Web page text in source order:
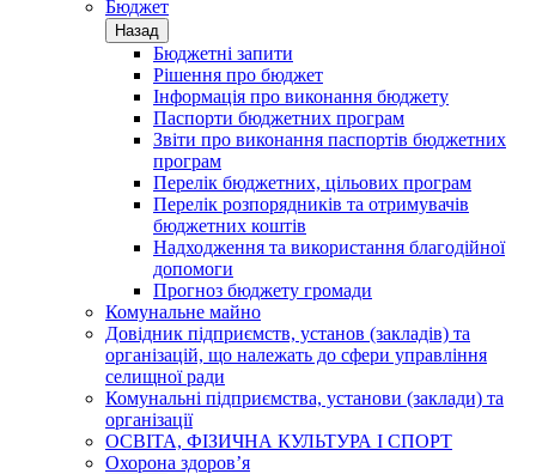
Бюджет
Назад
Бюджетні запити
Рішення про бюджет
Інформація про виконання бюджету
Паспорти бюджетних програм
Звіти про виконання паспортів бюджетних
програм
Перелік бюджетних, цільових програм
Перелік розпорядників та отримувачів
бюджетних коштів
Надходження та використання благодійної
допомоги
Прогноз бюджету громади
Комунальне майно
Довідник підприємств, установ (закладів) та
організацій, що належать до сфери управління
селищної ради
Комунальні підприємства, установи (заклади) та
організації
ОСВІТА, ФІЗИЧНА КУЛЬТУРА І СПОРТ
Охорона здоров’я